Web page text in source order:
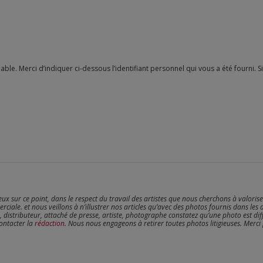
sur ce point, dans le respect du travail des artistes que nous cherchons à
et nous veillons à n’illustrer nos articles qu’avec des photos fournis dans les
attaché de presse, artiste, photographe constatez qu’une photo est
larédaction. Nous nous engageons à retirer toutes photos litigieuses.